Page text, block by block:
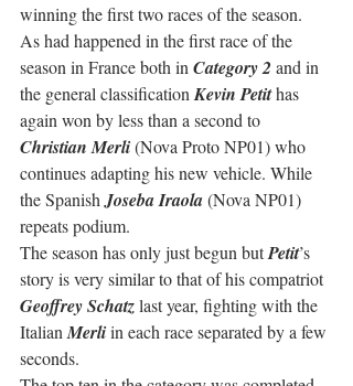
winning the first two races of the season.
As had happened in the first race of the
season in France both in Category 2 and in
the general classification Kevin Petit has
again won by less than a second to
Christian Merli (Nova Proto NP01) who
continues adapting his new vehicle. While
the Spanish Joseba Iraola (Nova NP01)
repeats podium.
The season has only just begun but Petit’s
story is very similar to that of his compatriot
Geoffrey Schatz last year, fighting with the
Italian Merli in each race separated by a few
seconds.